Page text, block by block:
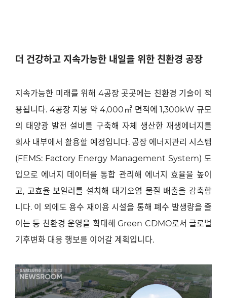
더 건강하고 지속가능한 내일을 위한 친환경 공장
지속가능한 미래를 위해 4공장 곳곳에는 친환경 기술이 적
용됩니다. 4공장 지붕 약 4,000 ㎡ 면적에 1,300kW규모
의 태양광 발전 설비를 구축해 자체 생산한 재생에너지를
회사 내부에서 활용할 예정입니다. 공장 에너지관리 시스템
(FEMS: Factory Energy Management System) 도
입으로 에너지 데이터를 통합 관리해 에너지 효율을 높이
고, 고효율 보일러를 설치해 대기오염 물질 배출을 감축합
니다. 이 외에도 용수 재이용 시설을 통해 폐수 발생량을 줄
이는 등 친환경 운영을 확대해 Green CDMO로서 글로벌
기후변화 대응 행보를 이어갈 계획입니다.